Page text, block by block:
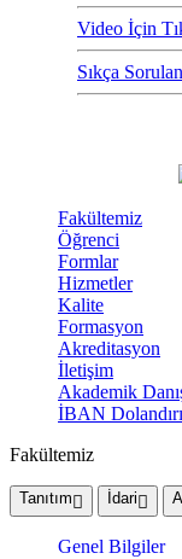
Video İçin
Sıkça
Fakültemiz
Öğrenci
Formlar
Hizmetler
Kalite
Formasyon
Akreditasyon
İletişim
Akademik
İBAN
Fakültemiz
Tanıtım İdari
Genel Bilgiler